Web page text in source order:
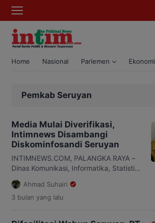
Home Nasional Parlemen Ekonomi
Pemkab Seruyan
Media Mulai Diverifikasi,
Intimnews Disambangi
Diskominfosandi Seruyan
INTIMNEWS.COM, PALANGKA RAYA –
Dinas Komunikasi, Informatika, Statistik,
dan Persandian (Diskominfosandi)
Kabupaten Seruyan melakukan survei
kantor terhadap sejumlah perusahaan
Ahmad Suhairi
3 bulan yang lalu